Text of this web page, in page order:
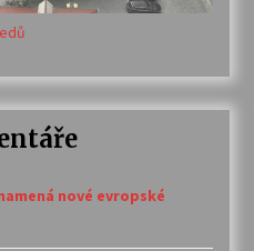
nové evropské